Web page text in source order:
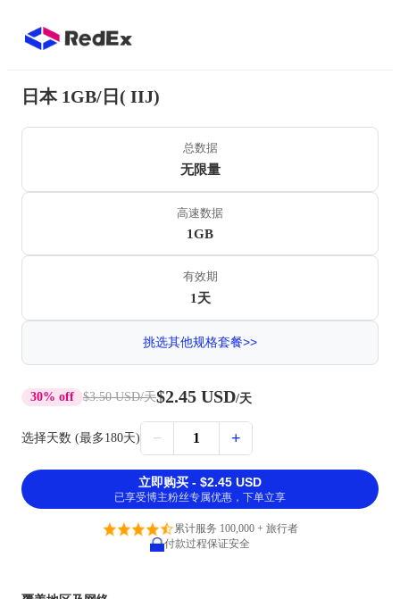
日本 1GB/日( IIJ)
总数据
无限量
高速数据
1GB
有效期
1天
挑选其他规格套餐>>
30% off $3.50 USD/天$2.45 USD/天
选择天数 (最多180天) − 1 +
立即购买 - $2.45 USD
已享受博主粉丝专属优惠，下单立享
累计服务 100,000 + 旅行者
付款过程保证安全